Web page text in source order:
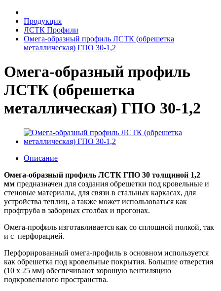
Продукция
ЛСТК Профили
Омега-образный профиль ЛСТК (обрешетка
металлическая) ГПО 30-1,2
Омега-образный профиль
ЛСТК (обрешетка
металлическая) ГПО 30-1,2
Описание
Омега-образный профиль ЛСТК ГПО 30 толщиной 1,2
мм предназначен для создания обрешетки под кровельные и
стеновые материалы, для связи в стальных каркасах, для
устройства теплиц, а также может использоваться как
профтруба в заборных столбах и прогонах.
Омега-профиль изготавливается как со сплошной полкой, так
и с перфорацией.
Перфорированный омега-профиль в основном используется
как обрешетка под кровельные покрытия. Большие отверстия
(10 х 25 мм) обеспечивают хорошую вентиляцию
подкровельного пространства.